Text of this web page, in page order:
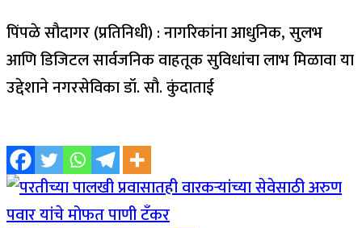
पिंपळे सौदागर (प्रतिनिधी) : नागरिकांना आधुनिक, सुलभ
आणि डिजिटल सार्वजनिक वाहतूक सुविधांचा लाभ मिळावा या
उद्देशाने नगरसेविका डॉ. सौ. कुंदाताई